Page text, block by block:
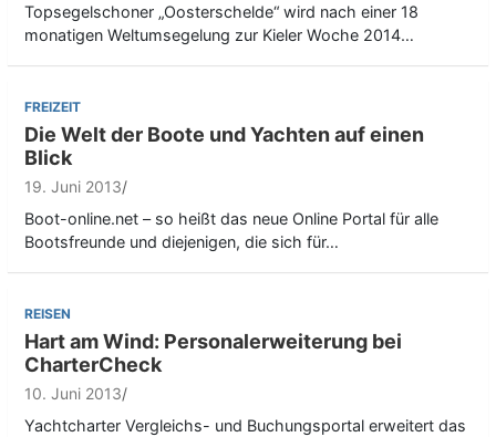
Topsegelschoner „Oosterschelde“ wird nach einer 18
monatigen Weltumsegelung zur Kieler Woche 2014…
FREIZEIT
Die Welt der Boote und Yachten auf einen
Blick
19. Juni 2013
Boot-online.net – so heißt das neue Online Portal für alle
Bootsfreunde und diejenigen, die sich für…
REISEN
Hart am Wind: Personalerweiterung bei
CharterCheck
10. Juni 2013
Yachtcharter Vergleichs- und Buchungsportal erweitert das